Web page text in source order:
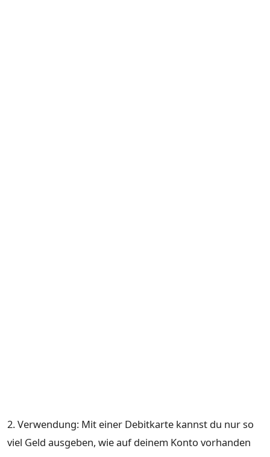
2. Verwendung: Mit einer Debitkarte kannst du nur so
viel Geld ausgeben, wie auf deinem Konto vorhanden